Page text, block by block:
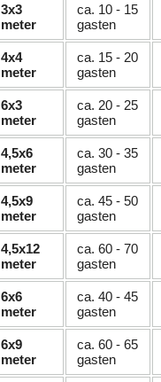
3x3
meter
ca. 10 - 15
gasten
4x4
meter
ca. 15 - 20
gasten
6x3
meter
ca. 20 - 25
gasten
4,5x6
meter
ca. 30 - 35
gasten
4,5x9
meter
ca. 45 - 50
gasten
4,5x12
meter
ca. 60 - 70
gasten
6x6
meter
ca. 40 - 45
gasten
6x9
meter
ca. 60 - 65
gasten